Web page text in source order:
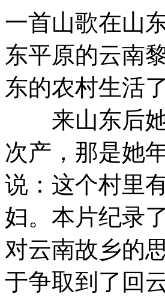
一首山歌在山
东平原的云南
东的农村生活
来山东后她
次产，那是她
说：这个村里
妇。本片纪录
对云南故乡的
于争取到了回